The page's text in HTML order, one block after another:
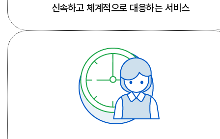
신속하고 체계적으로 대응하는 서비스